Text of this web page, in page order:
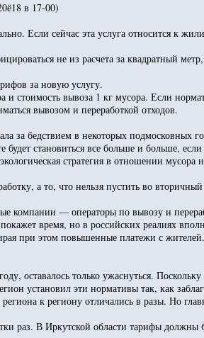
в 17-00)
Если сейчас эта услуга относится к
не из расчета за квадратный
за новую услугу.
стоимость вывоза 1 кг мусора. Если
вывозом и переработкой отходов.
за бедствием в некоторых подмосковных
становиться все больше и больше,
стратегия в отношении
а то, что нельзя пустить во
компании — операторы по вывозу и
время, но в российских реалиях
при этом повышенные платежи с жителей.
оставалось только ужаснуться.
установил эти нормативы так, как
к региону отличались в разы. Но
раз. В Иркутской области тарифы должны